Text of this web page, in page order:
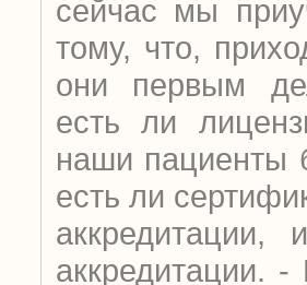
сейчас мы
тому, что,
они первым
есть ли
наши пациенты
есть ли
аккредитации,
аккредитации.